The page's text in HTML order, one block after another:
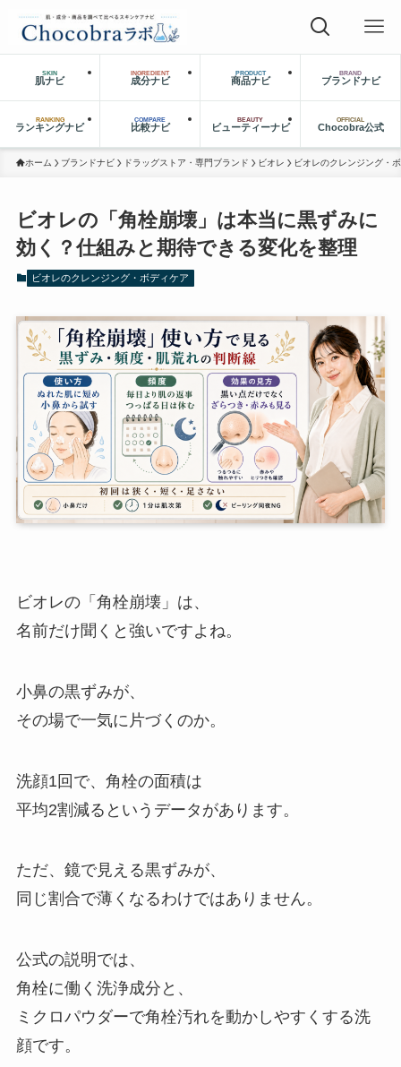
SKIN
肌ナビ
INGREDIENT
成分ナビ
PRODUCT
商品ナビ
BRAND
ブランドナビ
RANKING
ランキングナビ
COMPARE
比較ナビ
BEAUTY
ビューティーナビ
OFFICIAL
Chocobra公式
ホーム ブランドナビ ドラッグストア・専門ブランド ビオレ ビオレのクレンジング・
ビオレの「角栓崩壊」は本当に黒ずみに
効く？仕組みと期待できる変化を整理
ビオレのクレンジング・ボディケア
ビオレの「角栓崩壊」は、
名前だけ聞くと強いですよね。
小鼻の黒ずみが、
その場で一気に片づくのか。
洗顔1回で、角栓の面積は
平均2割減るというデータがあります。
ただ、鏡で見える黒ずみが、
同じ割合で薄くなるわけではありません。
公式の説明では、
角栓に働く洗浄成分と、
ミクロパウダーで角栓汚れを動かしやすくする洗
顔です。